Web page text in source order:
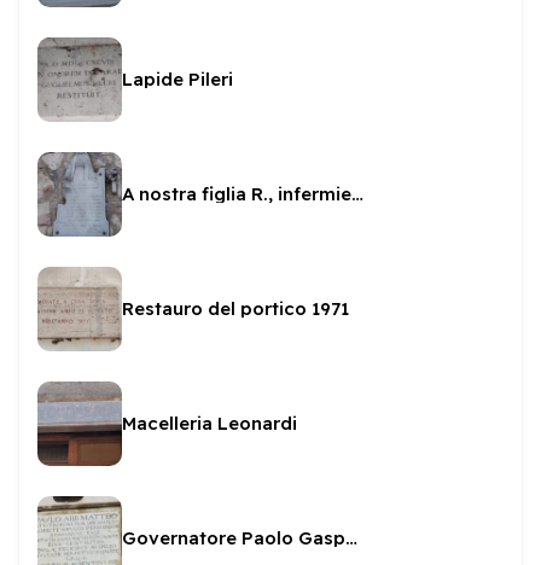
Lapide Pileri
A nostra figlia R., infermiera
Restauro del portico 1971
Macelleria Leonardi
Governatore Paolo Gaspare Mattei